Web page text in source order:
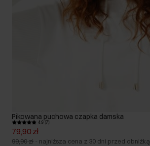
Pikowana puchowa czapka damska
4.9 (7)
79,90 zł
99,90 zł - najniższa cena z 30 dni przed obniżką